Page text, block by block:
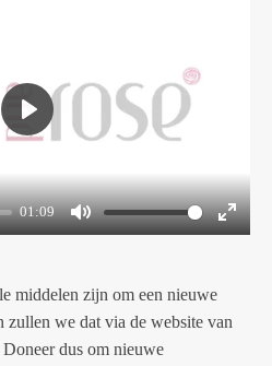
01:09
M
t
e
E
e
P
a
y
middelen zijn om een nieuwe
zullen we dat via de website van
dus om nieuwe